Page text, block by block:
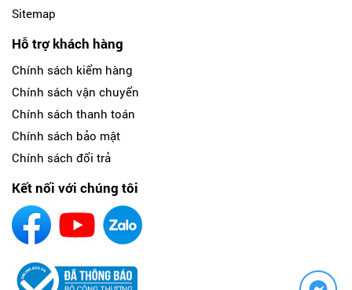
Sitemap
Hỗ trợ khách hàng
Chính sách kiểm hàng
Chính sách vận chuyển
Chính sách thanh toán
Chính sách bảo mật
Chính sách đổi trả
Kết nối với chúng tôi